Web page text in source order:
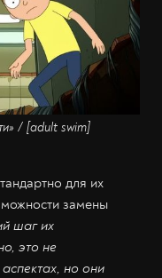
/ [adult swim]
для их
замены
шаг их
это не
но они